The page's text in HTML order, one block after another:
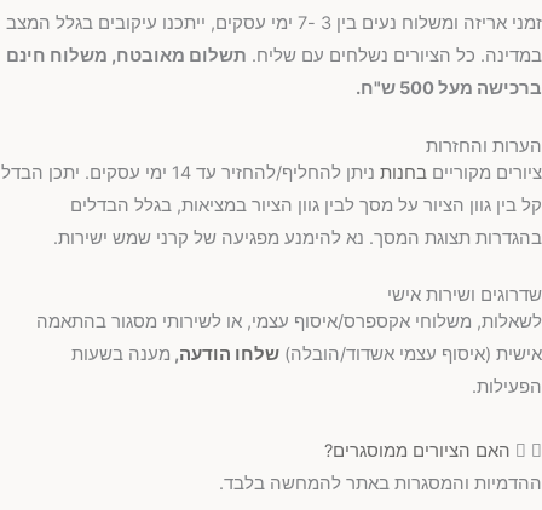
זמני אריזה ומשלוח נעים בין 3 -7 ימי עסקים, ייתכנו עיקובים בגלל המצב
במדינה. כל הציורים נשלחים עם שליח. תשלום מאובטח, משלוח חינם
ברכישה מעל 500 ש"ח.
הערות והחזרות
ציורים מקוריים בחנות
ניתן להחליף/להחזיר עד 14 ימי עסקים. יתכן הבדל
קל בין גוון הציור על מסך לבין גוון הציור במציאות, בגלל הבדלים
בהגדרות תצוגת המסך. נא להימנע מפגיעה של קרני שמש ישירות.
שדרוגים ושירות אישי
לשאלות, משלוחי אקספרס/איסוף עצמי, או לשירותי מסגור בהתאמה
אישית (איסוף עצמי אשדוד/הובלה) שלחו הודעה, מענה בשעות
הפעילות.
האם הציורים ממוסגרים?
ההדמיות והמסגרות באתר להמחשה בלבד.